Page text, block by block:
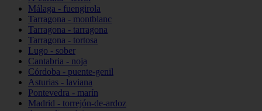
Málaga - fuengirola
Tarragona - montblanc
Tarragona - tarragona
Tarragona - tortosa
Lugo - sober
Cantabria - noja
Córdoba - puente-genil
Asturias - laviana
Pontevedra - marín
Madrid - torrejón-de-ardoz